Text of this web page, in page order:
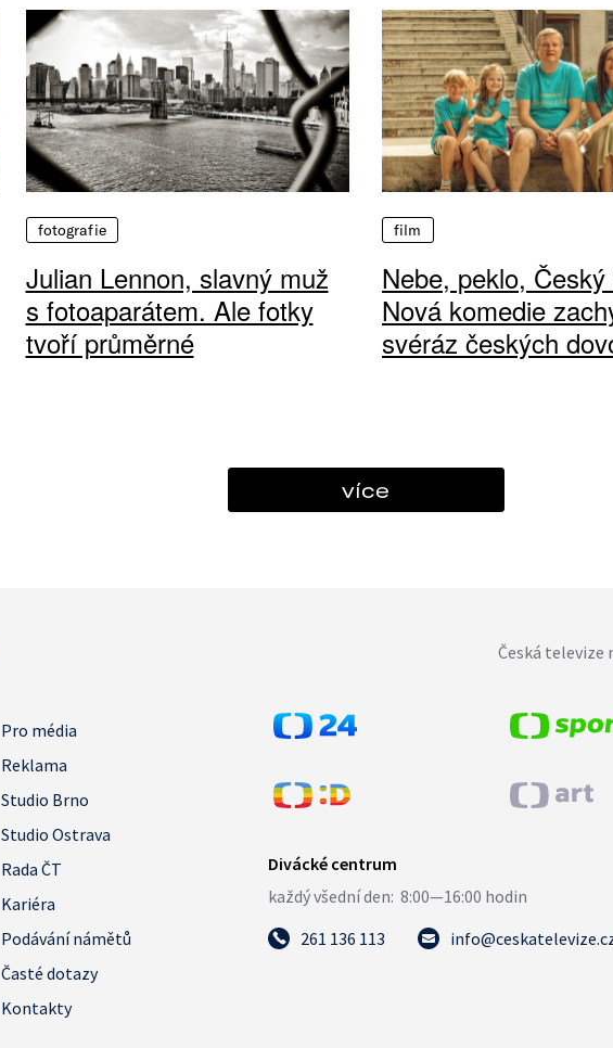
fotografie
Julian Lennon, slavný muž
s fotoaparátem. Ale fotky
tvoří průměrné
film
Nebe, peklo, Český
Nová komedie
svéráz českých
více
Česká televize
Pro média
Reklama
Studio Brno
Studio Ostrava
Rada ČT
Kariéra
Podávání námětů
Časté dotazy
Kontakty
261 136 113